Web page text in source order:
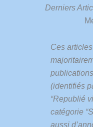
Derniers
Ces
(identifiés
“Republié
catégorie
aussi